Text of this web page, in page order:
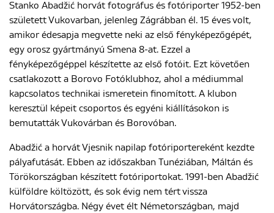
Stanko Abadžić horvát fotográfus és fotóriporter 1952-ben
született Vukovarban, jelenleg Zágrábban él. 15 éves volt,
amikor édesapja megvette neki az első fényképezőgépét,
egy orosz gyártmányú Smena 8-at. Ezzel a
fényképezőgéppel készítette az első fotóit. Ezt követően
csatlakozott a Borovo Fotóklubhoz, ahol a médiummal
kapcsolatos technikai ismeretein finomított. A klubon
keresztül képeit csoportos és egyéni kiállításokon is
bemutatták Vukovárban és Borovóban.
Abadžić a horvát Vjesnik napilap fotóriportereként kezdte
pályafutását. Ebben az időszakban Tunéziában, Máltán és
Törökországban készített fotóriportokat. 1991-ben Abadžić
külföldre költözött, és sok évig nem tért vissza
Horvátországba. Négy évet élt Németországban, majd